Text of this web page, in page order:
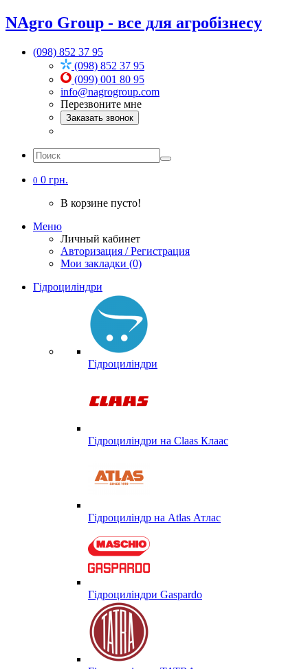
NAgro Group - все для агробізнесу
(098) 852 37 95
(098) 852 37 95
(099) 001 80 95
info@nagrogroup.com
Перезвоните мне
Заказать звонок
0 0 грн.
В корзине пусто!
Меню
Личный кабинет
Авторизация / Регистрация
Мои закладки (0)
Гідроциліндри
Гідроциліндри
Гідроциліндри на Claas Клаас
Гідроциліндр на Atlas Атлас
Гідроциліндри Gaspardo